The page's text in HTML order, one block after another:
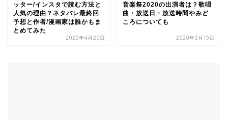
ッター/インスタで読む方法と
人気の理由？ネタバレ最終回
予想と作者/漫画家は誰かもま
とめてみた
2020年4月20日
音楽祭2020の出演者は？歌唱
曲・放送日・放送時間やみど
ころについても
2020年3月15日